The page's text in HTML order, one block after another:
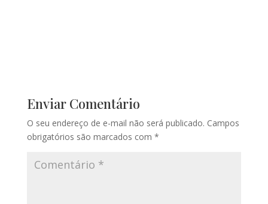
Enviar Comentário
O seu endereço de e-mail não será publicado. Campos
obrigatórios são marcados com *